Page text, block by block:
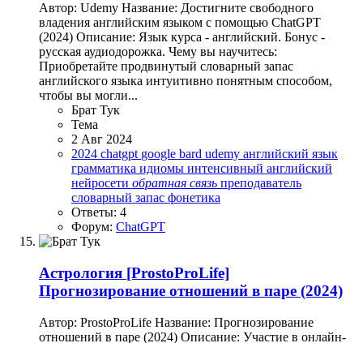
Автор: Udemy Название: Достигните свободного
владения английским языком с помощью ChatGPT
(2024) Описание: Язык курса - английский. Бонус -
русская аудиодорожка. Чему вы научитесь:
Приобретайте продвинутый словарный запас
английского языка интуитивно понятным способом,
чтобы вы могли...
Брат Тук
Тема
2 Авг 2024
2024 chatgpt google bard udemy английский язык
грамматика идиомы интенсивный английский
нейросети обратная связь преподаватель
словарный запас фонетика
Ответы: 4
Форум: ChatGPT
Астрология [ProstoProLife]
Прогнозирование отношений в паре (2024)
Автор: ProstoProLife Название: Прогнозирование
отношений в паре (2024) Описание: Участие в онлайн-